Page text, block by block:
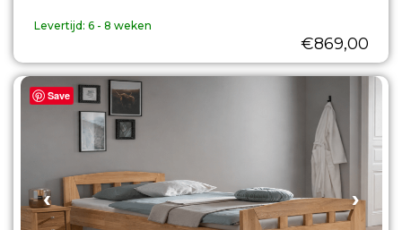
€869,00
Levertijd: 6 - 8 weken
Save
‹ ›